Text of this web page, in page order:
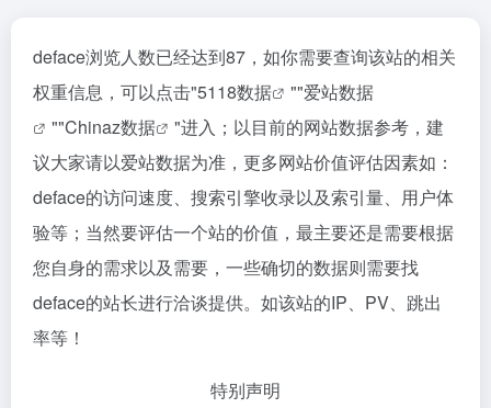
deface浏览人数已经达到87，如你需要查询该站的相关
权重信息，可以点击"5118数据 ""爱站数据
""Chinaz数据
"进入；以目前的网站数据参考，建
议大家请以爱站数据为准，更多网站价值评估因素如：
deface的访问速度、搜索引擎收录以及索引量、用户体
验等；当然要评估一个站的价值，最主要还是需要根据
您自身的需求以及需要，一些确切的数据则需要找
deface的站长进行洽谈提供。如该站的IP、PV、跳出
率等！
特别声明